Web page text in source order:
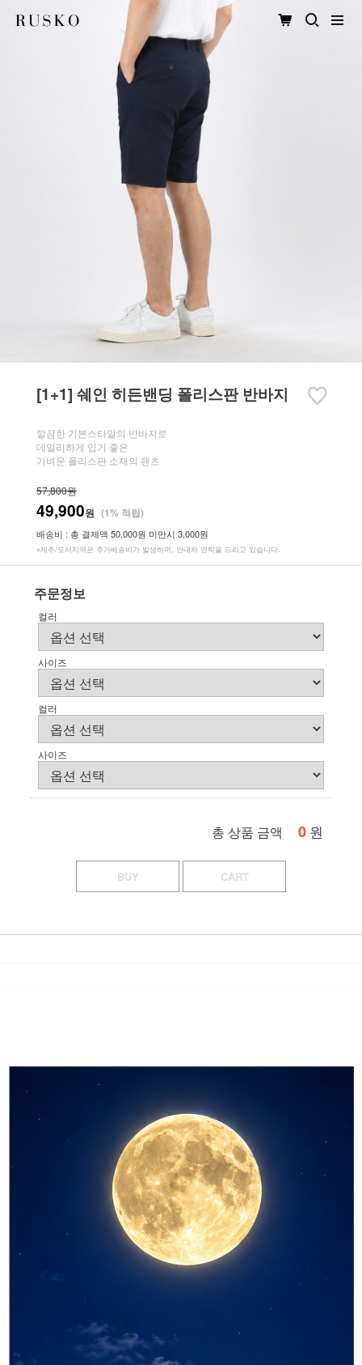
[1+1] 쉐인 히든밴딩 폴리스판 반바지
깔끔한 기본스타일의 반바지로
데일리하게 입기 좋은
가벼운 폴리스판 소재의 팬츠
57,800원
49,900원 (1% 적립)
배송비 : 총 결제액 50,000원 미만시 3,000원
※제주/도서지역은 추가배송비가 발생하며, 안내차 연락을 드리고 있습니다.
주문정보
컬러
사이즈
컬러
사이즈
총 상품 금액 0 원
BUY CART